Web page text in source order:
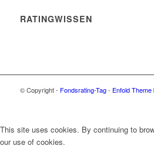
RATINGWISSEN
© Copyright - Fondsrating-Tag- Enfold Theme
This site uses cookies. By continuing to
our use of cookies.